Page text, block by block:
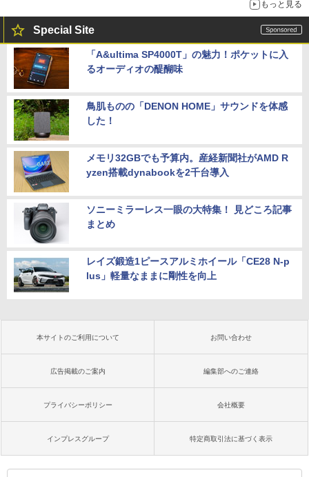
もっと見る
Special Site
「A&ultima SP4000T」の魅力！ポケットに入
るオーディオの醍醐味
鳥肌ものの「DENON HOME」サウンドを体感
した！
メモリ32GBでも予算内。産経新聞社がAMD R
yzen搭載dynabookを2千台導入
ソニーミラーレス一眼の大特集！ 見どころ記事
まとめ
レイズ鍛造1ピースアルミホイール「CE28 N-p
lus」軽量なままに剛性を向上
本サイトのご利用について お問い合わせ
広告掲載のご案内 編集部へのご連絡
プライバシーポリシー 会社概要
インプレスグループ 特定商取引法に基づく表示